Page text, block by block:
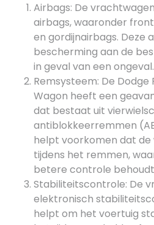
Airbags: De
airbags, waaronder
en gordijnairbags. Deze
bescherming aan de
in geval van een ongeval.
Remsysteem: De Dodge
Wagon heeft een
dat bestaat uit
antiblokkeerremmen
helpt voorkomen dat de
tijdens het remmen,
betere controle
Stabiliteitscontrole: De
elektronisch
helpt om het voertuig